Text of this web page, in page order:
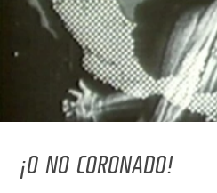
¡O NO CORONADO!